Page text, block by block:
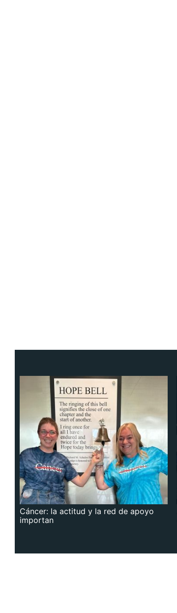
Cáncer: la actitud y la red de apoyo
importan